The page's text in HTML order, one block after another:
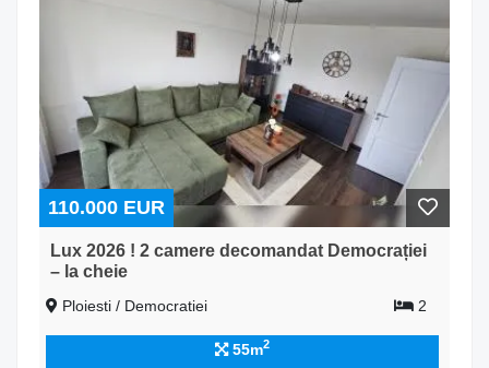
110.000 EUR
Lux 2026 ! 2 camere decomandat Democrației
– la cheie
Ploiesti / Democratiei 2
55m2